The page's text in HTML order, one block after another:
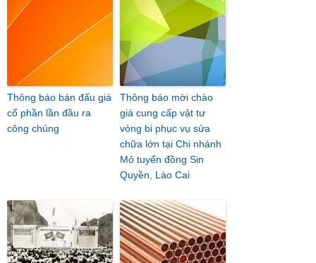
Thông báo bán đấu giá
cổ phần lần đầu ra
công chúng
Thông báo mời chào
giá cung cấp vật tư
vòng bi phục vụ sửa
chữa lớn tại Chi nhánh
Mỏ tuyển đồng Sin
Quyền, Lào Cai